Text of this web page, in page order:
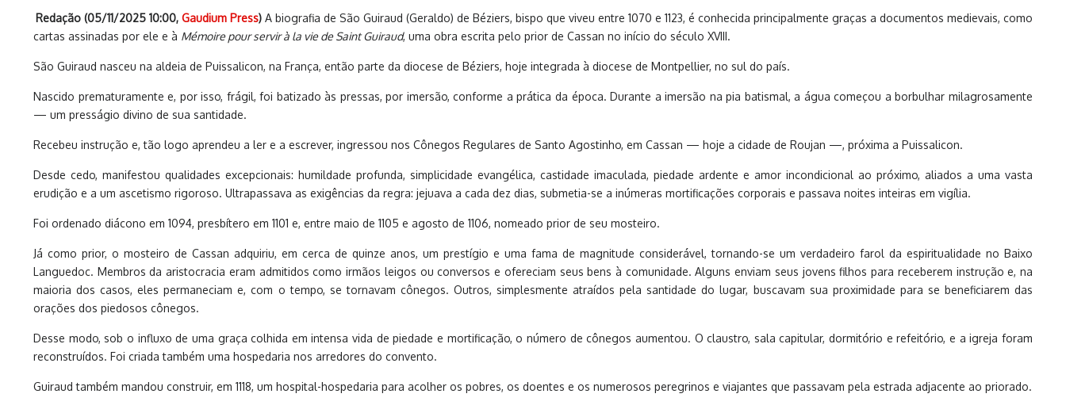
Redação (05/11/2025 10:00, Gaudium Press) A biografia de São Guiraud (Geraldo) de Béziers, bispo que viveu entre 1070 e 1123, é conhecida principalmente graças a documentos medievais, como
cartas assinadas por ele e à Mémoire pour servir à la vie de Saint Guiraud, uma obra escrita pelo prior de Cassan no início do século XVIII.
São Guiraud nasceu na aldeia de Puissalicon, na França, então parte da diocese de Béziers, hoje integrada à diocese de Montpellier, no sul do país.
Nascido prematuramente e, por isso, frágil, foi batizado às pressas, por imersão, conforme a prática da época. Durante a imersão na pia batismal, a água começou a borbulhar milagrosamente
— um presságio divino de sua santidade.
Recebeu instrução e, tão logo aprendeu a ler e a escrever, ingressou nos Cônegos Regulares de Santo Agostinho, em Cassan — hoje a cidade de Roujan —, próxima a Puissalicon.
Desde cedo, manifestou qualidades excepcionais: humildade profunda, simplicidade evangélica, castidade imaculada, piedade ardente e amor incondicional ao próximo, aliados a uma vasta
erudição e a um ascetismo rigoroso. Ultrapassava as exigências da regra: jejuava a cada dez dias, submetia-se a inúmeras mortificações corporais e passava noites inteiras em vigília.
Foi ordenado diácono em 1094, presbítero em 1101 e, entre maio de 1105 e agosto de 1106, nomeado prior de seu mosteiro.
Já como prior, o mosteiro de Cassan adquiriu, em cerca de quinze anos, um prestígio e uma fama de magnitude considerável, tornando-se um verdadeiro farol da espiritualidade no Baixo
Languedoc. Membros da aristocracia eram admitidos como irmãos leigos ou conversos e ofereciam seus bens à comunidade. Alguns enviam seus jovens filhos para receberem instrução e, na
maioria dos casos, eles permaneciam e, com o tempo, se tornavam cônegos. Outros, simplesmente atraídos pela santidade do lugar, buscavam sua proximidade para se beneficiarem das
orações dos piedosos cônegos.
Desse modo, sob o influxo de uma graça colhida em intensa vida de piedade e mortificação, o número de cônegos aumentou. O claustro, sala capitular, dormitório e refeitório, e a igreja foram
reconstruídos. Foi criada também uma hospedaria nos arredores do convento.
Guiraud também mandou construir, em 1118, um hospital-hospedaria para acolher os pobres, os doentes e os numerosos peregrinos e viajantes que passavam pela estrada adjacente ao priorado.